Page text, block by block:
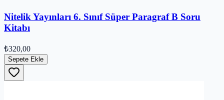
Nitelik Yayınları 6. Sınıf Süper Paragraf B Soru
Kitabı
₺320,00
Sepete Ekle